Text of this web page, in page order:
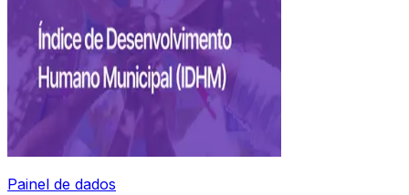
Painel de dados